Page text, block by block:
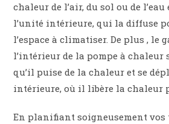
chaleur de l’air, du sol ou de
l’unité intérieure, qui la diffuse
l’espace à climatiser. De plus , le
l’intérieur de la pompe à chaleur
qu’il puise de la chaleur et se
intérieure, où il libère la chaleur
En planifiant soigneusement vos